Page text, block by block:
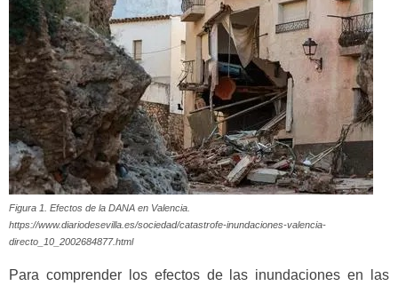
Figura 1. Efectos de la DANA en Valencia.
https://www.diariodesevilla.es/sociedad/catastrofe-inundaciones-valencia-
directo_10_2002684877.html
Para comprender los efectos de las inundaciones en las